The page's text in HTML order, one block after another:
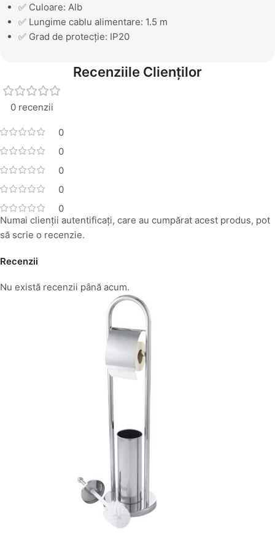
✅ Culoare: Alb
✅ Lungime cablu alimentare: 1.5 m
✅ Grad de protecție: IP20
Recenziile Clienților
0 recenzii
0
0
0
0
0
Recenzii
Nu există recenzii până acum.
Numai clienții autentificați, care au cumpărat acest produs, pot
să scrie o recenzie.